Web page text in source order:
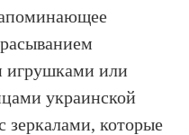
игрушками или
украинской
зеркалами, которые